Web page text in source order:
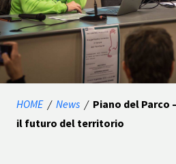
HOME / News / Piano del
il futuro del territorio